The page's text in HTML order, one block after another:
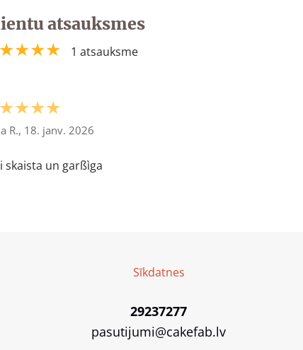
atsauksmes
1 atsauksme
R., 18. janv. 2026
skaista un garßìga
Sīkdatnes
29237277
pasutijumi@cakefab.lv